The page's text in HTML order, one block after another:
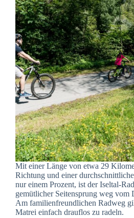
Mit einer Länge von etwa 29
Richtung und einer
nur einem Prozent, ist der Iseltal-
gemütlicher Seitensprung weg vom
Am familienfreundlichen Radweg
Matrei einfach drauflos zu radeln.